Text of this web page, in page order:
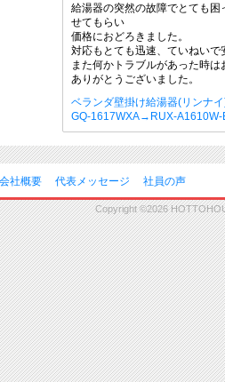
給湯器の突然の故障でとても
せてもらい
価格におどろきました。
対応もとても迅速、ていねい
また何かトラブルがあった時
ありがとうございました。
ベランダ壁掛け給湯器(リンナ
GQ-1617WXA→RUX-A1610W-
会社概要 代表メッセージ 社員の声
Copyright ©2026